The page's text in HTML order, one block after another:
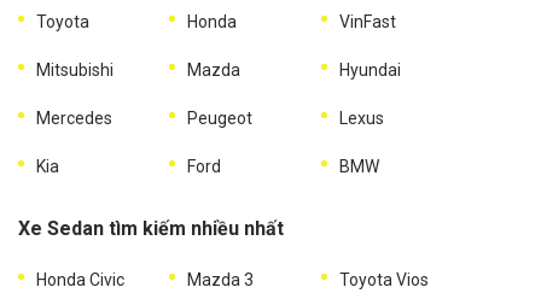
Toyota Honda VinFast
Mitsubishi Mazda Hyundai
Mercedes Peugeot Lexus
Kia Ford BMW
Xe Sedan tìm kiếm nhiều nhất
Honda Civic Mazda 3 Toyota Vios